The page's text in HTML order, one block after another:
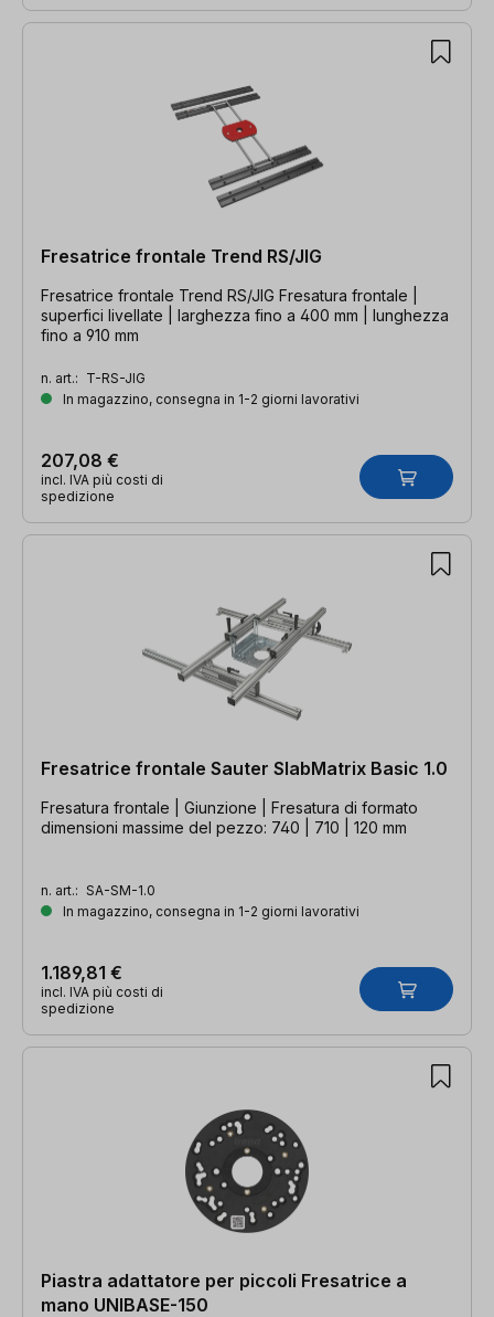
Fresatrice frontale Trend RS/JIG
Fresatrice frontale Trend RS/JIG Fresatura frontale |
superfici livellate | larghezza fino a 400 mm | lunghezza
fino a 910 mm
n. art.: T-RS-JIG
In magazzino, consegna in 1-2 giorni lavorativi
207,08 €
incl. IVA più costi di
spedizione
Fresatrice frontale Sauter SlabMatrix Basic 1.0
Fresatura frontale | Giunzione | Fresatura di formato
dimensioni massime del pezzo: 740 | 710 | 120 mm
n. art.: SA-SM-1.0
In magazzino, consegna in 1-2 giorni lavorativi
1.189,81 €
incl. IVA più costi di
spedizione
Piastra adattatore per piccoli Fresatrice a
mano UNIBASE-150